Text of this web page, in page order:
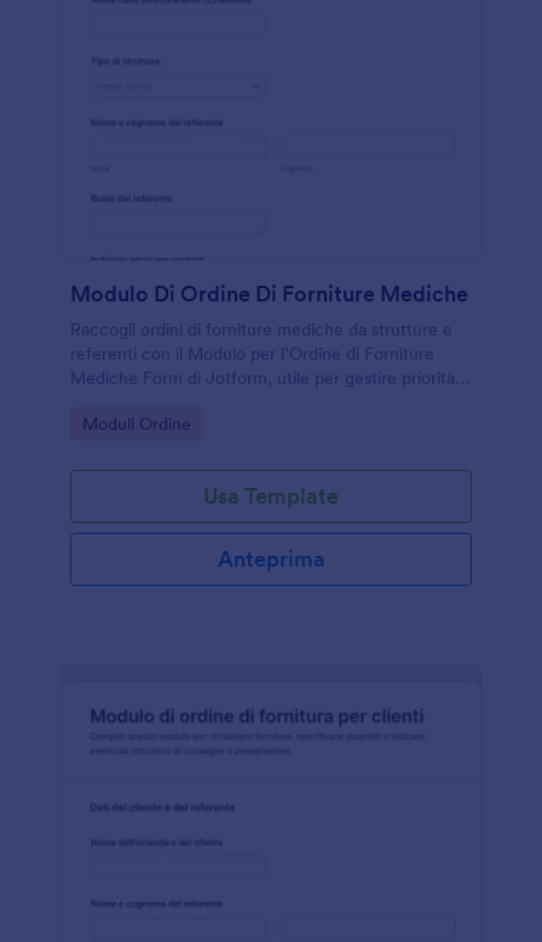
Modulo Di Ordine Di Forniture Mediche
Raccogli ordini di forniture mediche da strutture e
referenti con il Modulo per l’Ordine di Forniture
Mediche Form di Jotform, utile per gestire priorità,
Go to Category:
Moduli Ordine
Usa Template
Anteprima